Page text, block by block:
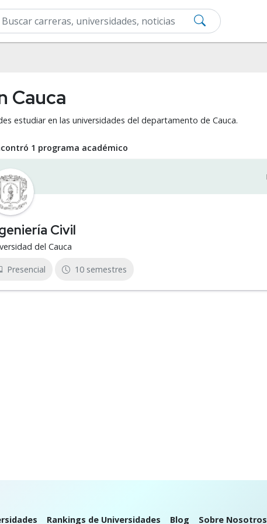
Cauca
estudiar en las universidades del departamento de Cauca.
1 programa académico
Civil
del Cauca
Presencial 10 semestres
Rankings de Universidades Blog Sobre Nosotros